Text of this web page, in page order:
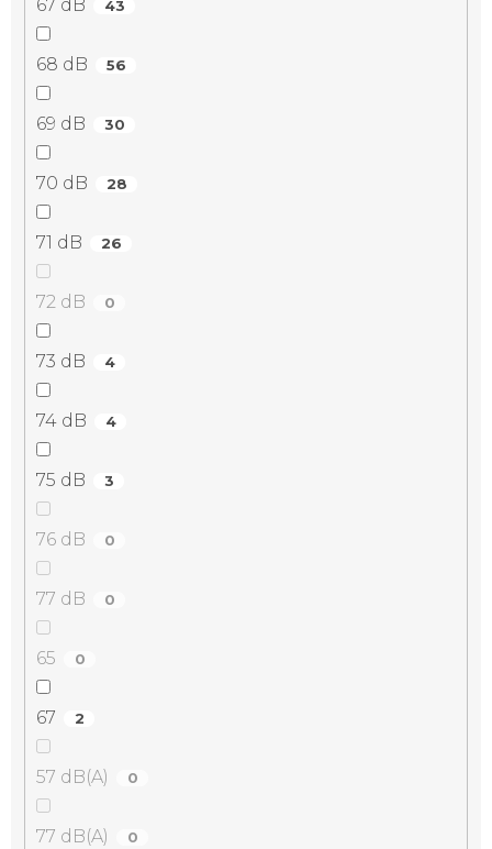
67 dB 43
68 dB 56
69 dB 30
70 dB 28
71 dB 26
72 dB 0
73 dB 4
74 dB 4
75 dB 3
76 dB 0
77 dB 0
65 0
67 2
57 dB(A) 0
77 dB(A) 0